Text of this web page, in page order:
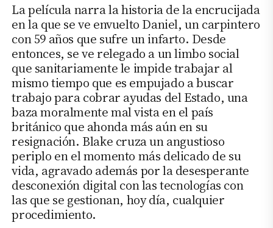
La película narra la historia de la encrucijada
en la que se ve envuelto Daniel, un carpintero
con 59 años que sufre un infarto. Desde
entonces, se ve relegado a un limbo social
que sanitariamente le impide trabajar al
mismo tiempo que es empujado a buscar
trabajo para cobrar ayudas del Estado, una
baza moralmente mal vista en el país
británico que ahonda más aún en su
resignación. Blake cruza un angustioso
periplo en el momento más delicado de su
vida, agravado además por la desesperante
desconexión digital con las tecnologías con
las que se gestionan, hoy día, cualquier
procedimiento.